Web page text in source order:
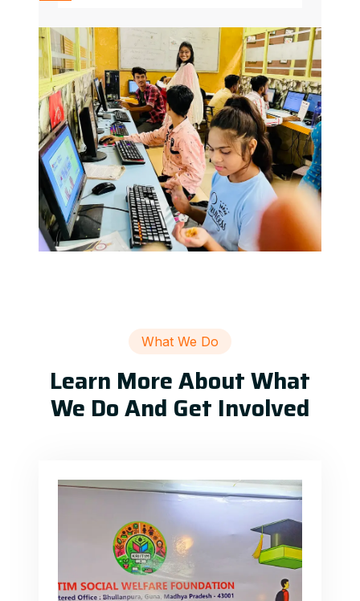
What We Do
Learn More About What
We Do And Get Involved